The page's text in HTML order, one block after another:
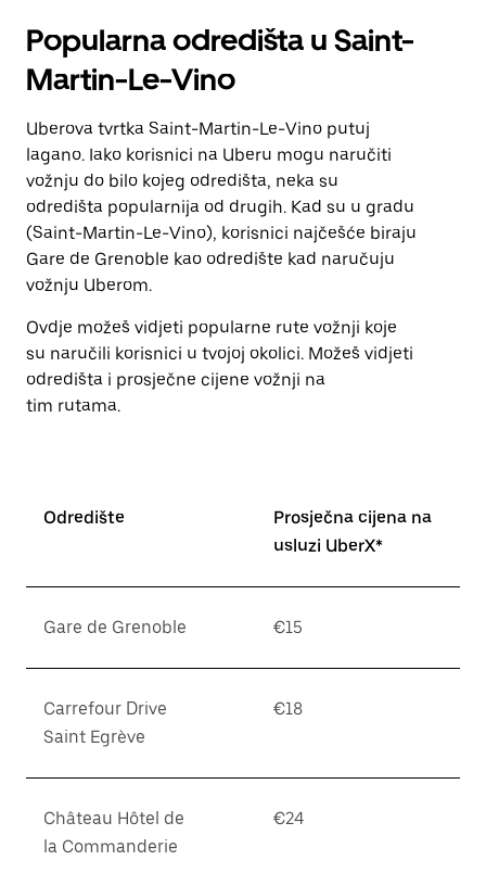
za
interakciju
s
kalendarom
odaberi
datum.
Pritisni
tipku
escape
za
zatvaranje
kalendara.
Popularna odredišta u Saint-
Martin-Le-Vino
Uberova tvrtka Saint-Martin-Le-Vino putuj
lagano. Iako korisnici na Uberu mogu naručiti
vožnju do bilo kojeg odredišta, neka su
odredišta popularnija od drugih. Kad su u gradu
(Saint-Martin-Le-Vino), korisnici najčešće biraju
Gare de Grenoble kao odredište kad naručuju
vožnju Uberom.
Ovdje možeš vidjeti popularne rute vožnji koje
su naručili korisnici u tvojoj okolici. Možeš vidjeti
odredišta i prosječne cijene vožnji na
tim rutama.
Odredište
Prosječna cijena na
usluzi UberX*
Gare de Grenoble €15
Carrefour Drive
Saint Egrève
€18
Château Hôtel de
la Commanderie
€24